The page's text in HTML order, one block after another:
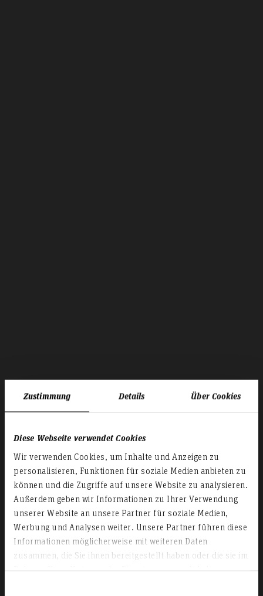
Zustimmung Details Über Cookies
Diese Webseite verwendet Cookies
Wir verwenden Cookies, um Inhalte und Anzeigen zu
personalisieren, Funktionen für soziale Medien anbieten zu
können und die Zugriffe auf unsere Website zu analysieren.
Außerdem geben wir Informationen zu Ihrer Verwendung
unserer Website an unsere Partner für soziale Medien,
Werbung und Analysen weiter. Unsere Partner führen diese
Informationen möglicherweise mit weiteren Daten
zusammen, die Sie ihnen bereitgestellt haben oder die sie im
PC-Labore Abteilung
BWL und WI